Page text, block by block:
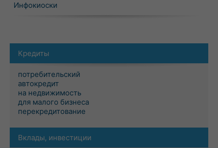
Инфокиоски
Кредиты
потребительский
автокредит
на недвижимость
для малого бизнеса
перекредитование
Вклады, инвестиции